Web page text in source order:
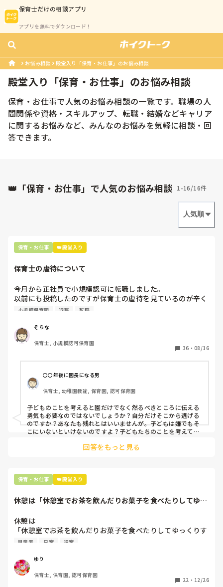
保育士だけの相談アプリ
アプリを無料でダウンロード！
お悩み相談 殿堂入り「保育・お仕事」のお悩み相談
殿堂入り「保育・お仕事」のお悩み相談
保育・お仕事で人気のお悩み相談の一覧です。職場の人
間関係や資格・スキルアップ、転職・結婚などキャリア
に関するお悩みなど、みんなのお悩みを気軽に相談・回
答できます。
👑「保育・お仕事」で人気のお悩み相談 1-16/16件
人気順
保育・お仕事 👑殿堂入り
保育士の虐待について
今月から正社員で小規模認可に転職しました。
以前にも投稿したのですが保育士の虐待を見ているのが辛く
て誰かに聞いて欲しくて投稿しました。
ように接していますか？
無理矢理食べさせたりしていますか？
職場では人参やお肉などを無理矢理口の奥の方に食べ物を手
で入れ、吐き出させないように口を覆っています。今残して
もいいと許すと今後食べなくなるから食べさせてる感じで
す。
私が介助について居たのですが私の姿を見て、「代わって下
さい、食べさせます」と言われてしまいました。
子どもはえずいたり、嫌ー！と大泣きです。
皆んながそんな感じなので、私が間違っているのかと思って
そしてその姿をただ見守ることしか出来ず、泣きそうになり
辞めたくて新しい所を探しています。
見つかったとしても1ヶ月前には退職のことを伝え、1か月間
居ないと行けないと思うとしんどいです。
家族経営のため、正直なことを言えません。退職理由を何て
伝えたら良いと思いますか？
小規模保育園 退職 転職
そらな
保育士, 小規模認可保育園
36 ・ 08/16
〇〇年後に園長になる男
保育士, 幼稚園教諭, 保育園, 認可保育園
子どものことを考えると園だけでなく然るべきところに伝える
勇気も必要なのではないでしょうか？自分だけそこから逃げる
のですか？あなたも残れとはいいませんが。子どもは嫌でもそ
こにいないといけないのですよ？子どもたちのことを考えてく
回答をもっと見る
保育・お仕事 👑殿堂入り
休憩は「休憩室でお茶を飲んだりお菓子を食べたりしてゆっ
休憩は
「休憩室でお茶を飲んだりお菓子を食べたりしてゆっくりす
ごしています」
時間内に出来るように保育とは別の時間をとってもらったり
しているのでしょうか？？
児童表 日案 週案
ゆり
保育士, 保育園, 認可保育園
22 ・ 12/26